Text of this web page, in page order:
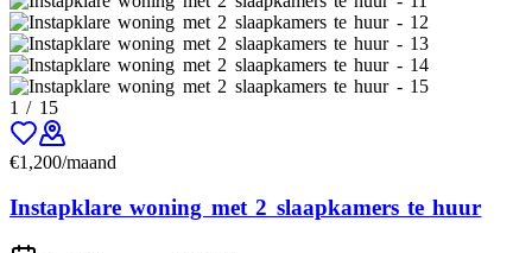
1 / 15
€1,200/maand
Instapklare woning met 2 slaapkamers te huur